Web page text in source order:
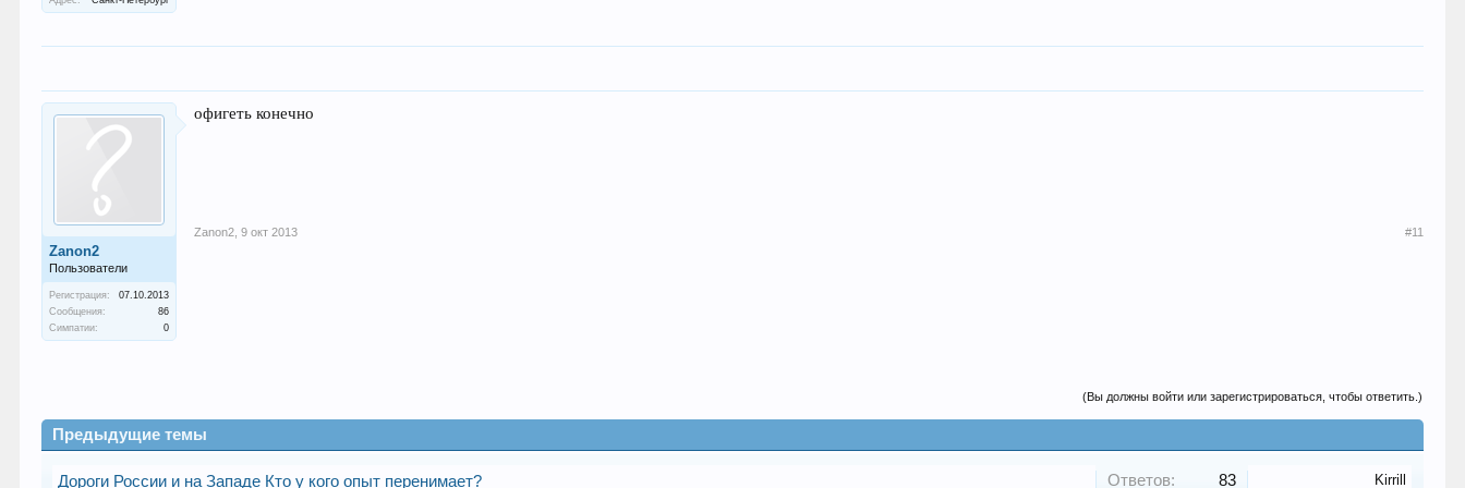
Zanon2
Пользователи
Регистрация:
07.10.2013
Сообщения:
86
Симпатии:
0
офигеть конечно
Zanon2 9 окт 2013 #11
(Вы должны войти или зарегистрироваться, чтобы ответить.)
Предыдущие темы
Дороги России и на Западе Кто у кого опыт перенимает? Ответов: 83 Kirrill